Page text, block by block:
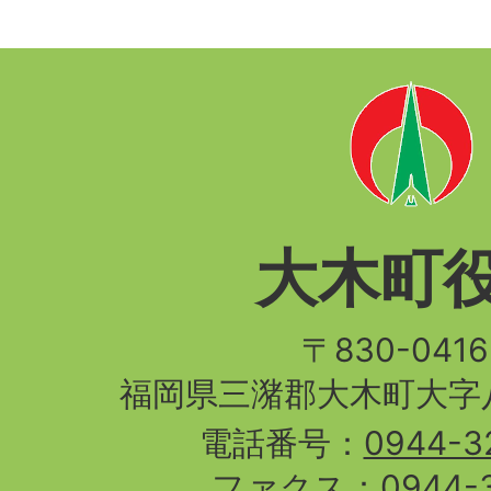
大木町
〒830-
福岡県三潴郡大木町大
電話番号： 0944-